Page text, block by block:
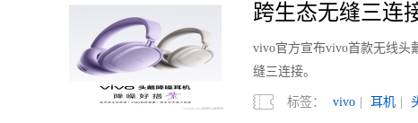
跨生态无缝三连
vivo官方宣布vivo首款无线头
缝三连接。
标签： vivo 耳机